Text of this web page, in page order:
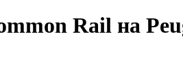
Rail на